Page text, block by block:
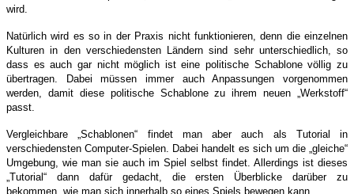
wird.
Natürlich wird es so in der Praxis nicht funktionieren, denn die einzelnen
Kulturen in den verschiedensten Ländern sind sehr unterschiedlich, so
dass es auch gar nicht möglich ist eine politische Schablone völlig zu
übertragen. Dabei müssen immer auch Anpassungen vorgenommen
werden, damit diese politische Schablone zu ihrem neuen „Werkstoff“
passt.
Vergleichbare „Schablonen“ findet man aber auch als Tutorial in
verschiedensten Computer-Spielen. Dabei handelt es sich um die „gleiche“
Umgebung, wie man sie auch im Spiel selbst findet. Allerdings ist dieses
„Tutorial“ dann dafür gedacht, die ersten Überblicke darüber zu
bekommen, wie man sich innerhalb so eines Spiels bewegen kann.